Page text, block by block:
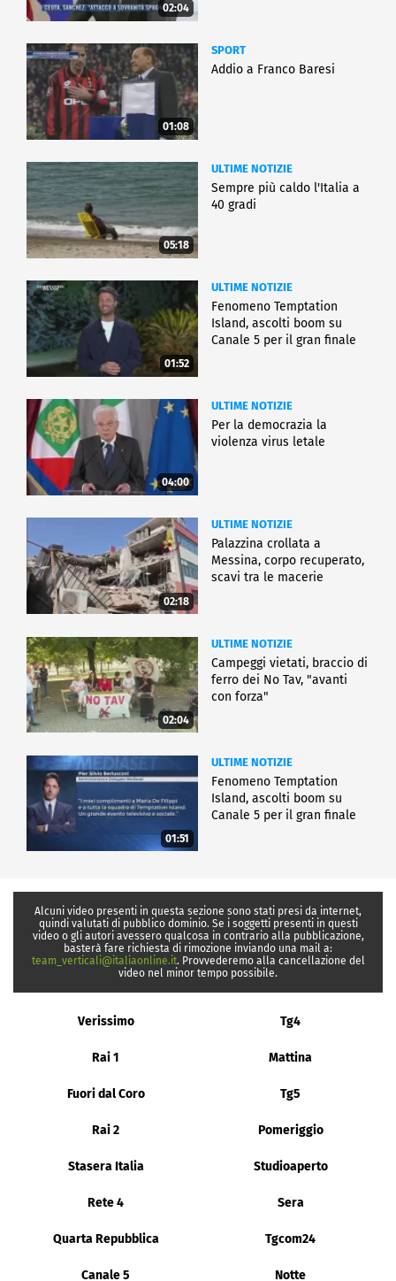
02:04
01:08
SPORT
Addio a Franco Baresi
05:18
ULTIME NOTIZIE
Sempre più caldo l'Italia a
40 gradi
01:52
ULTIME NOTIZIE
Fenomeno Temptation
Island, ascolti boom su
Canale 5 per il gran finale
04:00
ULTIME NOTIZIE
Per la democrazia la
violenza virus letale
02:18
ULTIME NOTIZIE
Palazzina crollata a
Messina, corpo recuperato,
scavi tra le macerie
02:04
ULTIME NOTIZIE
Campeggi vietati, braccio di
ferro dei No Tav, "avanti
con forza"
01:51
ULTIME NOTIZIE
Fenomeno Temptation
Island, ascolti boom su
Canale 5 per il gran finale
Alcuni video presenti in questa sezione sono stati presi da internet,
quindi valutati di pubblico dominio. Se i soggetti presenti in questi
video o gli autori avessero qualcosa in contrario alla pubblicazione,
basterà fare richiesta di rimozione inviando una mail a:
team_verticali@italiaonline.it. Provvederemo alla cancellazione del
video nel minor tempo possibile.
Verissimo Tg4
Rai 1 Mattina
Fuori dal Coro Tg5
Rai 2 Pomeriggio
Stasera Italia Studioaperto
Rete 4 Sera
Quarta Repubblica Tgcom24
Canale 5 Notte